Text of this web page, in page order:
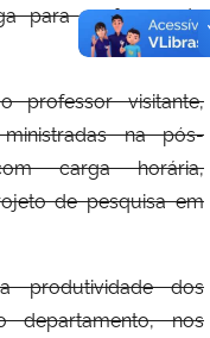
para professor do
visitante,
na pós-
carga horária,
de pesquisa em
dos
departamento, nos